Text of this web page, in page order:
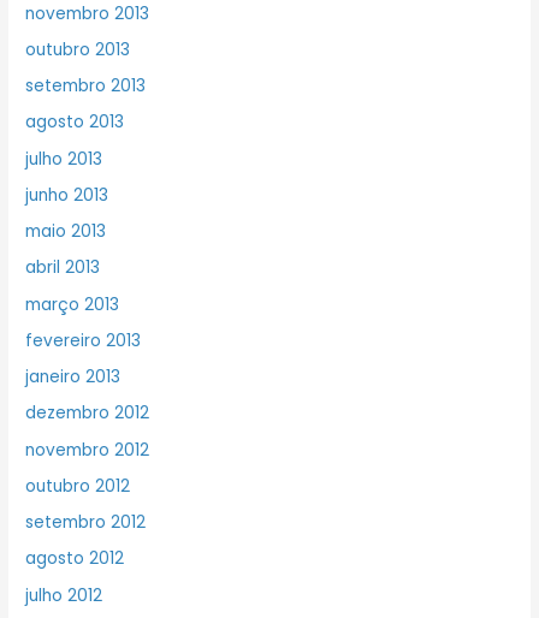
novembro 2013
outubro 2013
setembro 2013
agosto 2013
julho 2013
junho 2013
maio 2013
abril 2013
março 2013
fevereiro 2013
janeiro 2013
dezembro 2012
novembro 2012
outubro 2012
setembro 2012
agosto 2012
julho 2012